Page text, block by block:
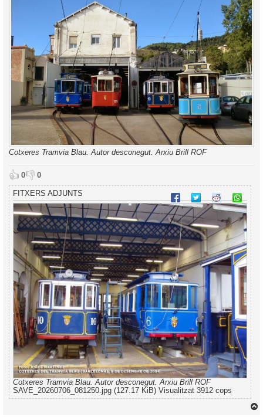
Cotxeres Tramvia Blau. Autor desconegut. Arxiu Brill ROF
👍 0👎 0
FITXERS ADJUNTS
Cotxeres Tramvia Blau. Autor desconegut. Arxiu Brill ROF
SAVE_20260706_081250.jpg (127.17 KiB) Visualitzat 3912 cops